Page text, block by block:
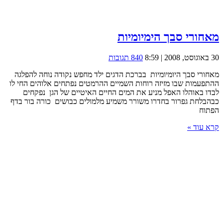
מאחורי סבך הימיומיות
30 באוגוסט, 2008 | 8:59
840 תגובות
מאחורי סבך היומיומיות בברכת הדגים ילד מחפש נקודה נוחה להפלגה
ההתפעמות שבו מזיזה רוחות השמיים ההרמטים נפתחים אלוהים החי לו
לבדו באוהלו האפל מניע את המים החיים האיטיים של הגן נפקחים
כבהבלחת גפרור בחדרו משורר משמיע מלמולים כבושים כורה בור בדף
הפתוח
קרא עוד »